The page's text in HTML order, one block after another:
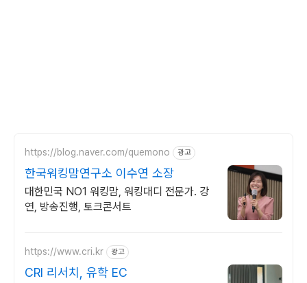
https://blog.naver.com/quemono 광고
한국워킹맘연구소 이수연 소장
대한민국 NO1 워킹맘, 워킹대디 전문가. 강
연, 방송진행, 토크콘서트
https://www.cri.kr 광고
CRI 리서치, 유학 EC